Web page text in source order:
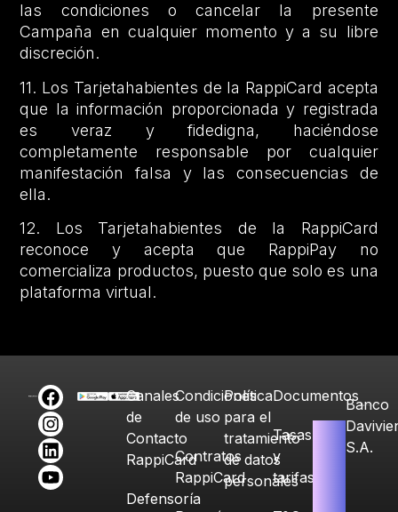
las condiciones o cancelar la presente
Campaña en cualquier momento y a su libre
discreción.
11. Los Tarjetahabientes de la RappiCard acepta
que la información proporcionada y registrada
es veraz y fidedigna, haciéndose
completamente responsable por cualquier
manifestación falsa y las consecuencias de
ella.
12. Los Tarjetahabientes de la RappiCard
reconoce y acepta que RappiPay no
comercializa productos, puesto que solo es una
plataforma virtual.
Canales
de
Contacto
RappiCard
Defensoría
Condiciones
de uso
Contratos
RappiCard
Política
para el
tratamiento
de datos
personales
Documentos
Tasas
y
tarifas
Banco
S.A.